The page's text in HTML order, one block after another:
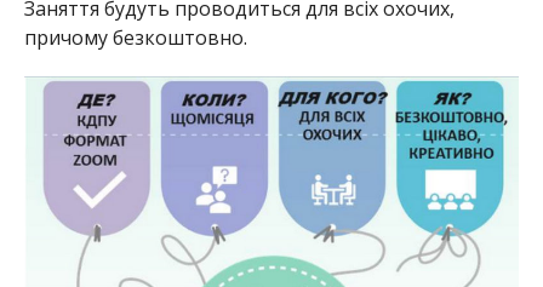
Заняття будуть проводиться для всіх охочих,
причому безкоштовно.